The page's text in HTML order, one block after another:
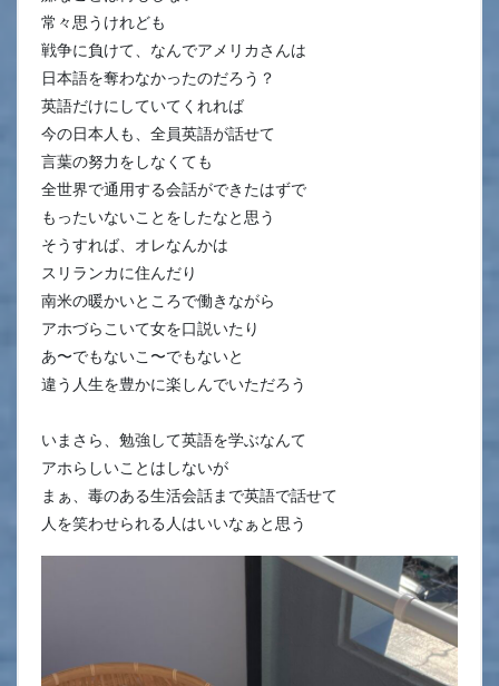
常々思うけれども
戦争に負けて、なんでアメリカさんは
日本語を奪わなかったのだろう？
英語だけにしていてくれれば
今の日本人も、全員英語が話せて
言葉の努力をしなくても
全世界で通用する会話ができたはずで
もったいないことをしたなと思う
そうすれば、オレなんかは
スリランカに住んだり
南米の暖かいところで働きながら
アホづらこいて女を口説いたり
あ〜でもないこ〜でもないと
違う人生を豊かに楽しんでいただろう
いまさら、勉強して英語を学ぶなんて
アホらしいことはしないが
まぁ、毒のある生活会話まで英語で話せて
人を笑わせられる人はいいなぁと思う